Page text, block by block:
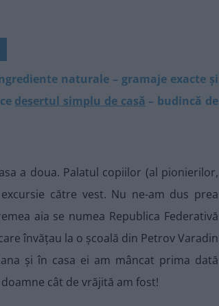
naturale – gramaje exacte și
desertul simplu de casă – budincă de
a doua. Palatul copiilor (al pionierilor,
către vest. Nu ne-am dus prea
aia se numea Republica Federativă
învățau la o școală din Petrov Varadin
și în casa ei am mâncat prima dată
cât de vrăjită am fost!